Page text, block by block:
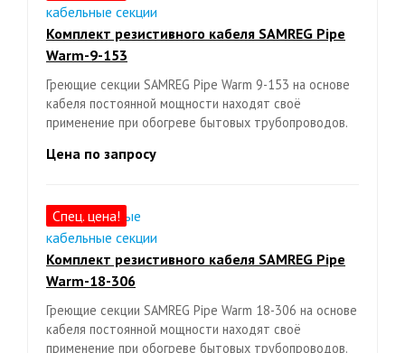
Комплект резистивного кабеля SAMREG Pipe
Warm-9-153
Греющие секции SAMREG Pipe Warm 9-153 на основе
кабеля постоянной мощности находят своё
применение при обогреве бытовых трубопроводов.
Цена по запросу
Спец. цена!
Комплект резистивного кабеля SAMREG Pipe
Warm-18-306
Греющие секции SAMREG Pipe Warm 18-306 на основе
кабеля постоянной мощности находят своё
применение при обогреве бытовых трубопроводов.